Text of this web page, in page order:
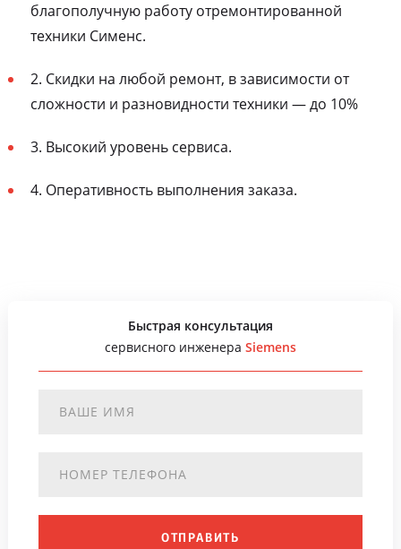
благополучную работу отремонтированной
техники Сименс.
2. Скидки на любой ремонт, в зависимости от
сложности и разновидности техники — до 10%
3. Высокий уровень сервиса.
4. Оперативность выполнения заказа.
Быстрая консультация
сервисного инженера Siemens
ОТПРАВИТЬ